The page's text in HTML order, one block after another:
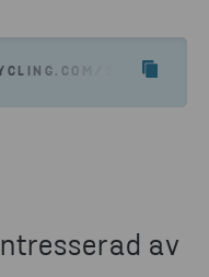
SV/
av